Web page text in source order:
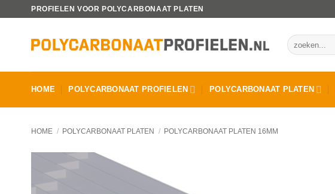
PROFIELEN VOOR POLYCARBONAAT PLATEN
Zoeken
naar:
HOME POLYCARBONAAT PROFIELEN POLYCARBONAAT PLATEN
HOME / POLYCARBONAAT PLATEN / POLYCARBONAAT PLATEN 16MM